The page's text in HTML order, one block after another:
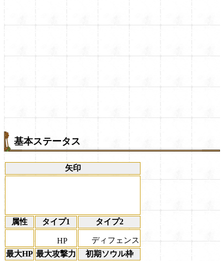
基本ステータス
矢印
属性 タイプ1 タイプ2
HP
ディフェンス
最大HP 最大攻撃力
初期ソウル枠